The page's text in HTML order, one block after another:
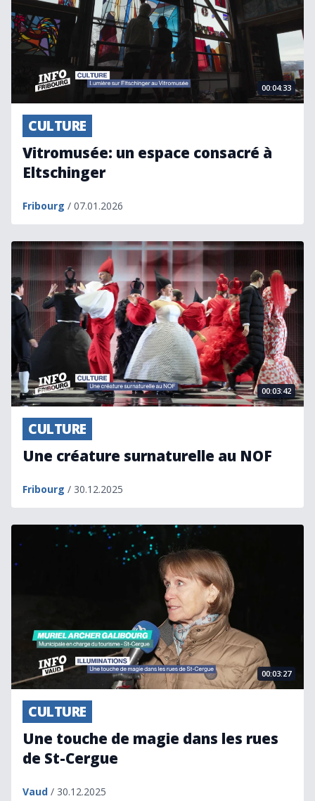
00:04:33
CULTURE
Vitromusée: un espace consacré à
Eltschinger
Fribourg / 07.01.2026
Une créature surnaturelle au NOF
00:03:42
CULTURE
Une créature surnaturelle au NOF
Fribourg / 30.12.2025
Une touche de magie dans les rues de St-Cergue
00:03:27
CULTURE
Une touche de magie dans les rues
de St-Cergue
Vaud / 30.12.2025